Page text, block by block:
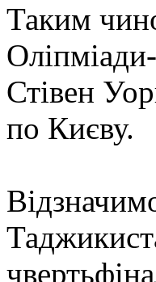
Таким
Стівен
по Києву.